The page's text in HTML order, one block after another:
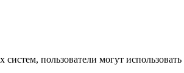
пользователи могут